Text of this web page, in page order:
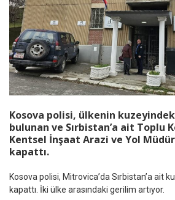
Kosova polisi, ülkenin
bulunan ve Sırbistan’a ait Toplu
Kentsel İnşaat Arazi ve Yol
kapattı.
Kosova polisi, Mitrovica’da Sırbistan’a ait
kapattı. İki ülke arasındaki gerilim artıyor.